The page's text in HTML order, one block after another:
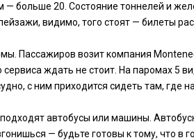
— больше 20. Состояние тоннелей и
видимо, того стоят — билеты
Пассажиров возит компания
ждать не стоит. На паромах
с ним приходится сидеть там, где
автобусы или машины.
— будьте готовы к тому, что